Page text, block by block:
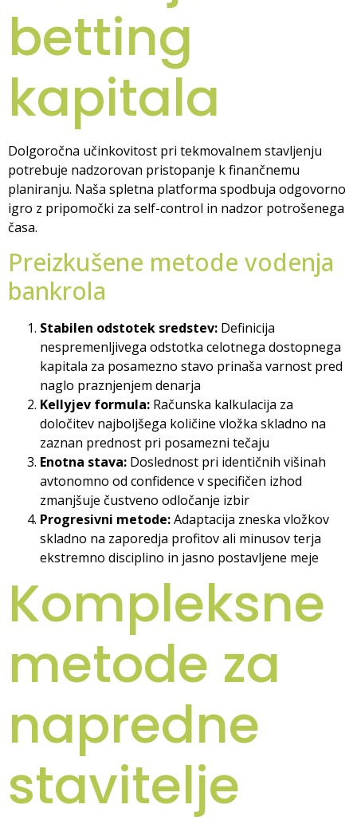
betting
kapitala
Dolgoročna učinkovitost pri tekmovalnem stavljenju
potrebuje nadzorovan pristopanje k finančnemu
planiranju. Naša spletna platforma spodbuja odgovorno
igro z pripomočki za self-control in nadzor potrošenega
časa.
Preizkušene metode vodenja
bankrola
Stabilen odstotek sredstev: Definicija
nespremenljivega odstotka celotnega dostopnega
kapitala za posamezno stavo prinaša varnost pred
naglo praznjenjem denarja
Kellyjev formula: Računska kalkulacija za
določitev najboljšega količine vložka skladno na
zaznan prednost pri posamezni tečaju
Enotna stava: Doslednost pri identičnih višinah
avtonomno od confidence v specifičen izhod
zmanjšuje čustveno odločanje izbir
Progresivni metode:Adaptacija zneska vložkov
skladno na zaporedja profitov ali minusov terja
ekstremno disciplino in jasno postavljene meje
Kompleksne
metode za
napredne
stavitelje